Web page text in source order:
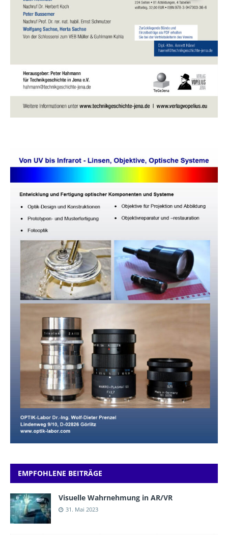
EMPFOHLENE BEITRÄGE
Visuelle Wahrnehmung in AR/VR
31. Mai 2023